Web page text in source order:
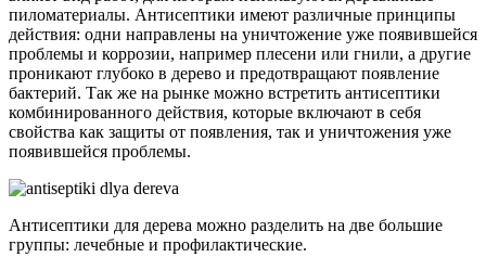
пиломатериалы. Антисептики имеют различные принципы
действия: одни направлены на уничтожение уже появившейся
проблемы и коррозии, например плесени или гнили, а другие
проникают глубоко в дерево и предотвращают появление
бактерий. Так же на рынке можно встретить антисептики
комбинированного действия, которые включают в себя
свойства как защиты от появления, так и уничтожения уже
появившейся проблемы.
Антисептики для дерева можно разделить на две большие
группы: лечебные и профилактические.